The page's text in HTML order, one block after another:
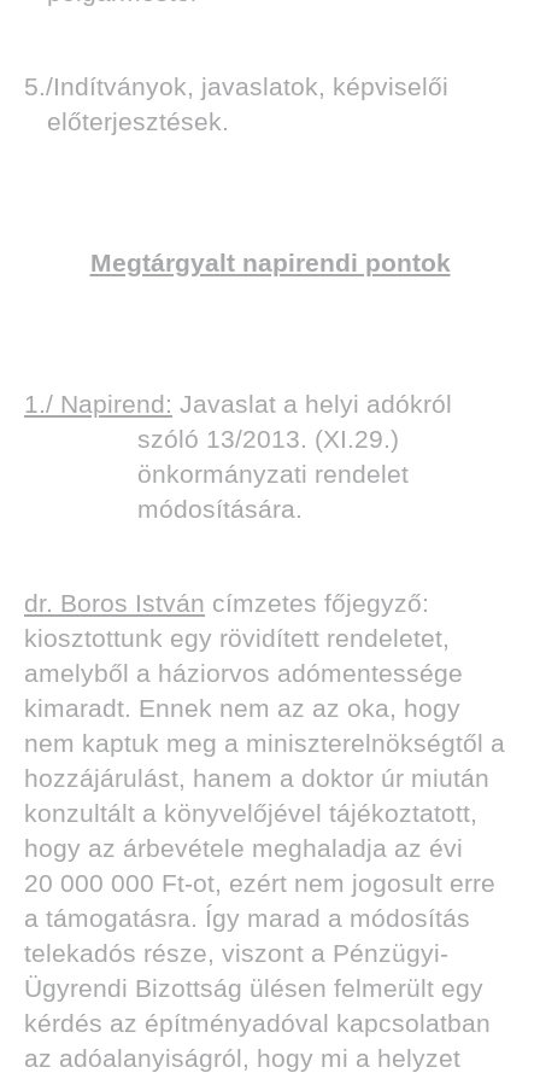
5./Indítványok, javaslatok, képviselői
előterjesztések.
Megtárgyalt napirendi pontok
1./ Napirend: Javaslat a helyi adókról
szóló 13/2013. (XI.29.)
önkormányzati rendelet
módosítására.
dr. Boros István címzetes főjegyző:
kiosztottunk egy rövidített rendeletet,
amelyből a háziorvos adómentessége
kimaradt. Ennek nem az az oka, hogy
nem kaptuk meg a miniszterelnökségtől a
hozzájárulást, hanem a doktor úr miután
konzultált a könyvelőjével tájékoztatott,
hogy az árbevétele meghaladja az évi
20 000 000 Ft-ot, ezért nem jogosult erre
a támogatásra. Így marad a módosítás
telekadós része, viszont a Pénzügyi-
Ügyrendi Bizottság ülésen felmerült egy
kérdés az építményadóval kapcsolatban
az adóalanyiságról, hogy mi a helyzet